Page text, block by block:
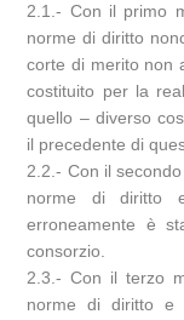
2.1.- Con il primo
norme di diritto
corte di merito non
costituito per la
quello – diverso
il precedente di
2.2.- Con il
norme di diritto
erroneamente è
consorzio.
2.3.- Con il terzo
norme di diritto e